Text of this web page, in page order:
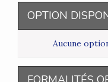
OPTION
Aucune